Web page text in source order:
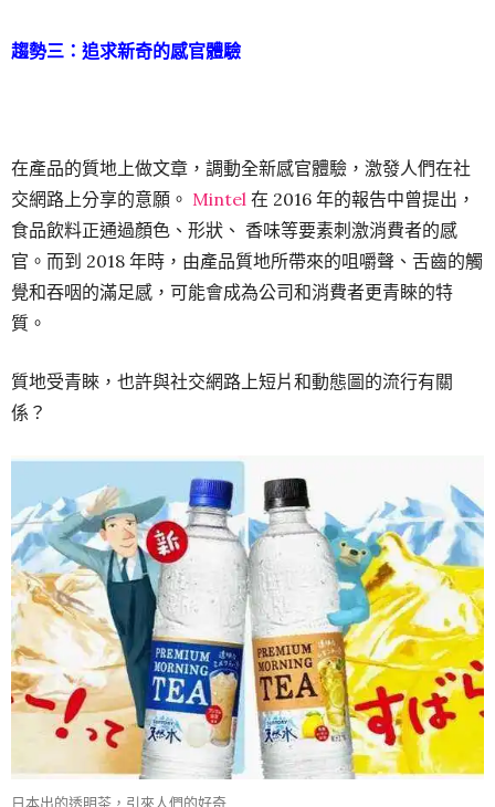
趨勢三：追求新奇的感官體驗
在產品的質地上做文章，調動全新感官體驗，激發人們在社
交網路上分享的意願。 Mintel 在 2016 年的報告中曾提出，
食品飲料正通過顏色、形狀、 香味等要素刺激消費者的感
官。而到 2018 年時，由產品質地所帶來的咀嚼聲、舌齒的觸
覺和吞咽的滿足感，可能會成為公司和消費者更青睞的特
質。
質地受青睞，也許與社交網路上短片和動態圖的流行有關
係？
日本出的透明茶，引來人們的好奇